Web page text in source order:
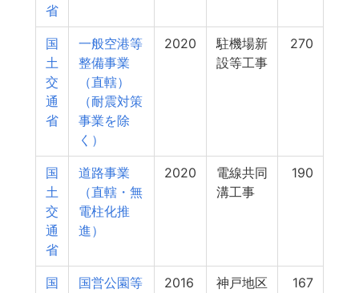
省
国
土
交
通
省
一般空港等
整備事業
（直轄）
（耐震対策
事業を除
く）
2020
駐機場新
設等工事
270
国
土
交
通
省
道路事業
（直轄・無
電柱化推
進）
2020
電線共同
溝工事
190
国
国営公園等
2016
神戸地区
167